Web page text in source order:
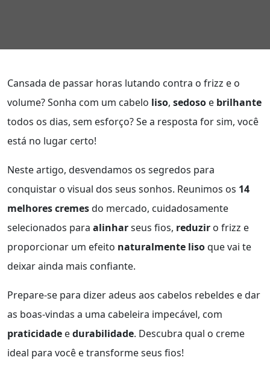
Cansada de passar horas lutando contra o frizz e o
volume? Sonha com um cabelo liso, sedoso e brilhante
todos os dias, sem esforço? Se a resposta for sim, você
está no lugar certo!
Neste artigo, desvendamos os segredos para
conquistar o visual dos seus sonhos. Reunimos os 14
melhores cremesdo mercado, cuidadosamente
selecionados para alinharseus fios, reduzir o frizz e
proporcionar um efeito naturalmente lisoque vai te
deixar ainda mais confiante.
Prepare-se para dizer adeus aos cabelos rebeldes e dar
as boas-vindas a uma cabeleira impecável, com
praticidade edurabilidade. Descubra qual o creme
ideal para você e transforme seus fios!